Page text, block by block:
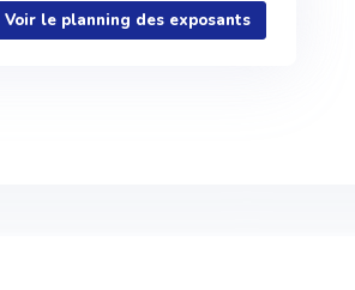
Voir le planning des exposants